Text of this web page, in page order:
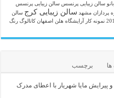
سالن زیبایی پرنسس سالن زیبایی پرنسس
پردازان مشهد سالن زیبایی کرج سالن
نمونه کار آرایشگاه هلن اصفهان کاتالوگ رنگ
ها برچسب
پیرایش مایا شهریار با اعطای مدرک